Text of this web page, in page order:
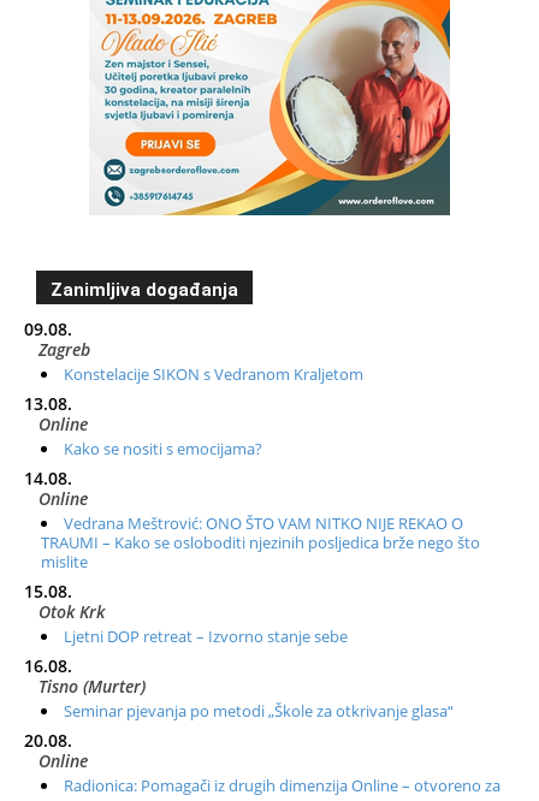
Zanimljiva događanja
09.08.
Zagreb
Konstelacije SIKON s Vedranom Kraljetom
13.08.
Online
Kako se nositi s emocijama?
14.08.
Online
Vedrana Meštrović: ONO ŠTO VAM NITKO NIJE REKAO O
TRAUMI – Kako se osloboditi njezinih posljedica brže nego što
mislite
15.08.
Otok Krk
Ljetni DOP retreat – Izvorno stanje sebe
16.08.
Tisno (Murter)
Seminar pjevanja po metodi „Škole za otkrivanje glasa“
20.08.
Online
Radionica: Pomagači iz drugih dimenzija Online – otvoreno za